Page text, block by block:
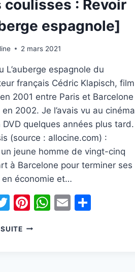
coulisses : Revoir
espagnole]
2 mars 2021
L’auberge espagnole du
français Cédric Klapisch, film
2001 entre Paris et Barcelone
2002. Je l’avais vu au cinéma
DVD quelques années plus tard.
(source : allocine.com) :
jeune homme de vingt-cinq
à Barcelone pour terminer ses
en économie et…
Twitter
Pinterest
WhatsApp
Email
[LES